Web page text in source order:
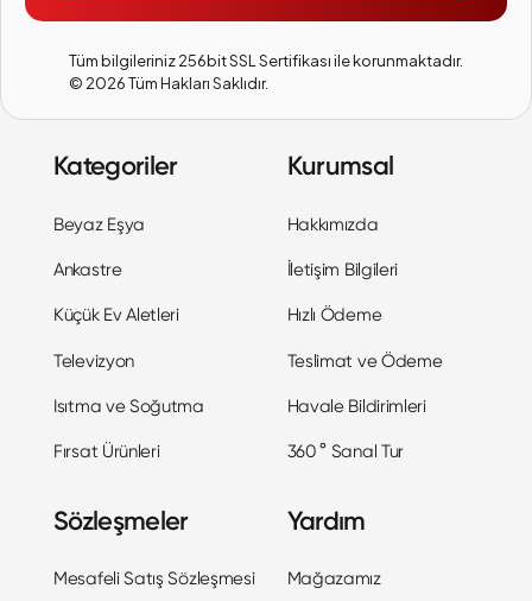
Tüm bilgileriniz 256bit SSL Sertifikası ile korunmaktadır.
© 2026Tüm Hakları Saklıdır.
Kategoriler
Beyaz Eşya
Ankastre
Küçük Ev Aletleri
Televizyon
Isıtma ve Soğutma
Fırsat Ürünleri
Kurumsal
Hakkımızda
İletişim Bilgileri
Hızlı Ödeme
Teslimat ve Ödeme
Havale Bildirimleri
360 ° Sanal Tur
Sözleşmeler
Mesafeli Satış Sözleşmesi
Yardım
Mağazamız